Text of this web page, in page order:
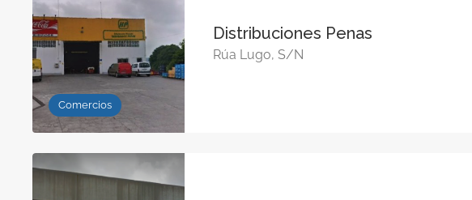
Comercios
Distribuciones Penas
Rúa Lugo, S/N